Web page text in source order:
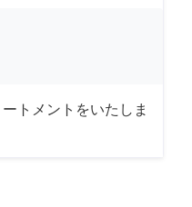
トメントをいたしま